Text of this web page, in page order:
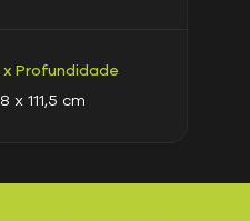
x Profundidade
x 111,5 cm